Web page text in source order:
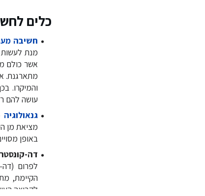
כלים
חשיבה
מנת לעשות
אשר כולם
מתארגנת.
והמיקרו.
עושה להם
גנאולוגיה
מציאת מן
באופן
דה-
לפרום
הקיימת,
לקבוצה